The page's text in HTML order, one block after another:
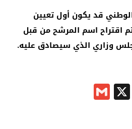
قد يكون أول تعيين
اقتراح اسم المرشح من قبل
وزاري الذي سيصادق عليه.
Twitter
X